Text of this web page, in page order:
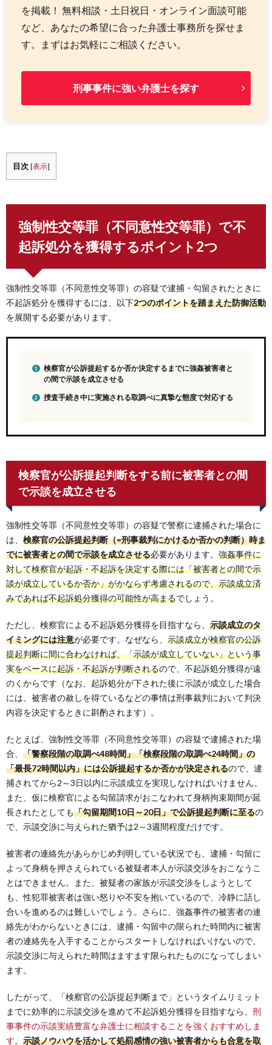
を掲載！ 無料相談・土日祝日・オンライン面談可能
など、あなたの希望に合った弁護士事務所を探せま
す。まずはお気軽にご相談ください。
刑事事件に強い弁護士を探す
目次 [表示]
強制性交等罪（不同意性交等罪）で不
起訴処分を獲得するポイント2つ
強制性交等罪（不同意性交等罪）の容疑で逮捕・勾留されたときに
不起訴処分を獲得するには、以下2つのポイントを踏まえた防御活動
を展開する必要があります。
検察官が公訴提起するか否か決定するまでに強姦被害者と
の間で示談を成立させる
捜査手続き中に実施される取調べに真摯な態度で対応する
検察官が公訴提起判断をする前に被害者との間
で示談を成立させる
強制性交等罪（不同意性交等罪）の容疑で警察に逮捕された場合に
は、 検察官の公訴提起判断（=刑事裁判にかけるか否かの判断）時ま
でに被害者との間で示談を成立させる必要があります。 強姦事件に
対して検察官が起訴・不起訴を決定する際には「被害者との間で示
談が成立しているか否か」がかならず考慮されるので、示談成立済
みであれば不起訴処分獲得の可能性が高まるでしょう。
ただし、検察官による不起訴処分獲得を目指すなら、 示談成立のタ
イミングには注意が必要です。なぜなら、 示談成立が検察官の公訴
提起判断に間に合わなければ、「示談が成立していない」という事
実をベースに起訴・不起訴が判断されるので、不起訴処分獲得が遠
のくからです（なお、起訴処分が下された後に示談が成立した場合
には、被害者の赦しを得ているなどの事情は刑事裁判において判決
内容を決定するときに斟酌されます）。
たとえば、強制性交等罪（不同意性交等罪）の容疑で逮捕された場
合、 「警察段階の取調べ48時間」「検察段階の取調べ24時間」の
「最長72時間以内」には公訴提起するか否かが決定されるので、逮
捕されてから2～3日以内に示談成立を実現しなければいけません。
また、仮に検察官による勾留請求がおこなわれて身柄拘束期間が延
長されたとしても「勾留期間10日～20日」で公訴提起判断に至るの
で、示談交渉に与えられた猶予は2～3週間程度だけです。
被害者の連絡先があらかじめ判明している状況でも、逮捕・勾留に
よって身柄を押さえられている被疑者本人が示談交渉をおこなうこ
とはできません。また、被疑者の家族が示談交渉をしようとして
も、性犯罪被害者は強い怒りや不安を抱いているので、冷静に話し
合いを進めるのは難しいでしょう。さらに、強姦事件の被害者の連
絡先がわからないときには、逮捕・勾留中の限られた時間内に被害
者の連絡先を入手することからスタートしなければいけないので、
示談交渉に与えられた時間はますます限られたものになってしまい
ます。
したがって、「検察官の公訴提起判断まで」というタイムリミット
までに効率的に示談交渉を進めて不起訴処分獲得を目指すなら、 刑
事事件の示談実績豊富な弁護士に相談することを強くおすすめしま
す。 示談ノウハウを活かして処罰感情の強い被害者からも合意を取